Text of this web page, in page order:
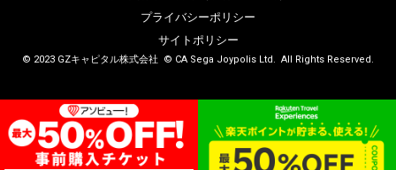
プライバシーポリシー
サイトポリシー
© 2023 GZキャピタル株式会社 © CA Sega Joypolis Ltd. All Rights Reserved.